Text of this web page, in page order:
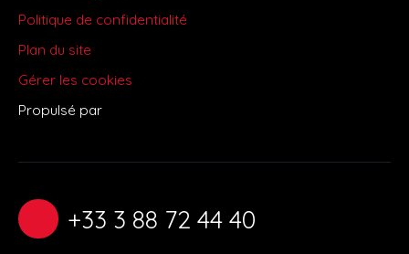
Politique de confidentialité
Plan du site
Gérer les cookies
Propulsé par
+33 3 88 72 44 40